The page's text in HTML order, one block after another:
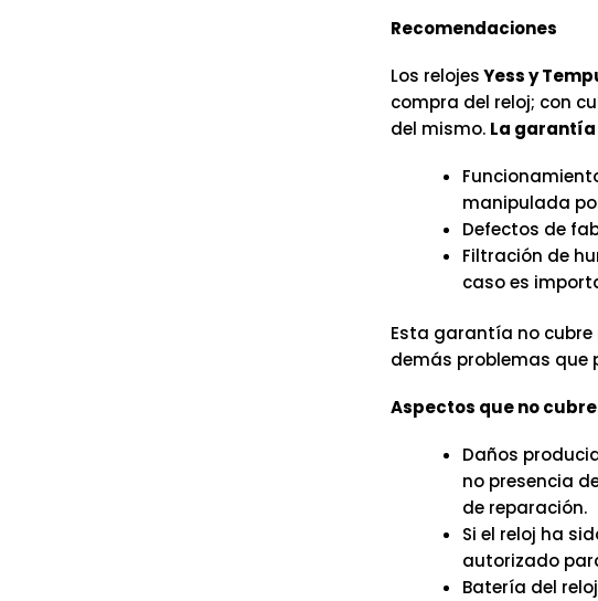
Recomendaciones
Los relojesYess y
compra del reloj; con
del mismo. La garantía
manipulada
Defectos de
Filtración de
caso es
Esta garantía no cubre
demás problemas que
Aspectos que no
Daños
no presencia
de reparación.
Si el reloj ha
autorizado
Batería del